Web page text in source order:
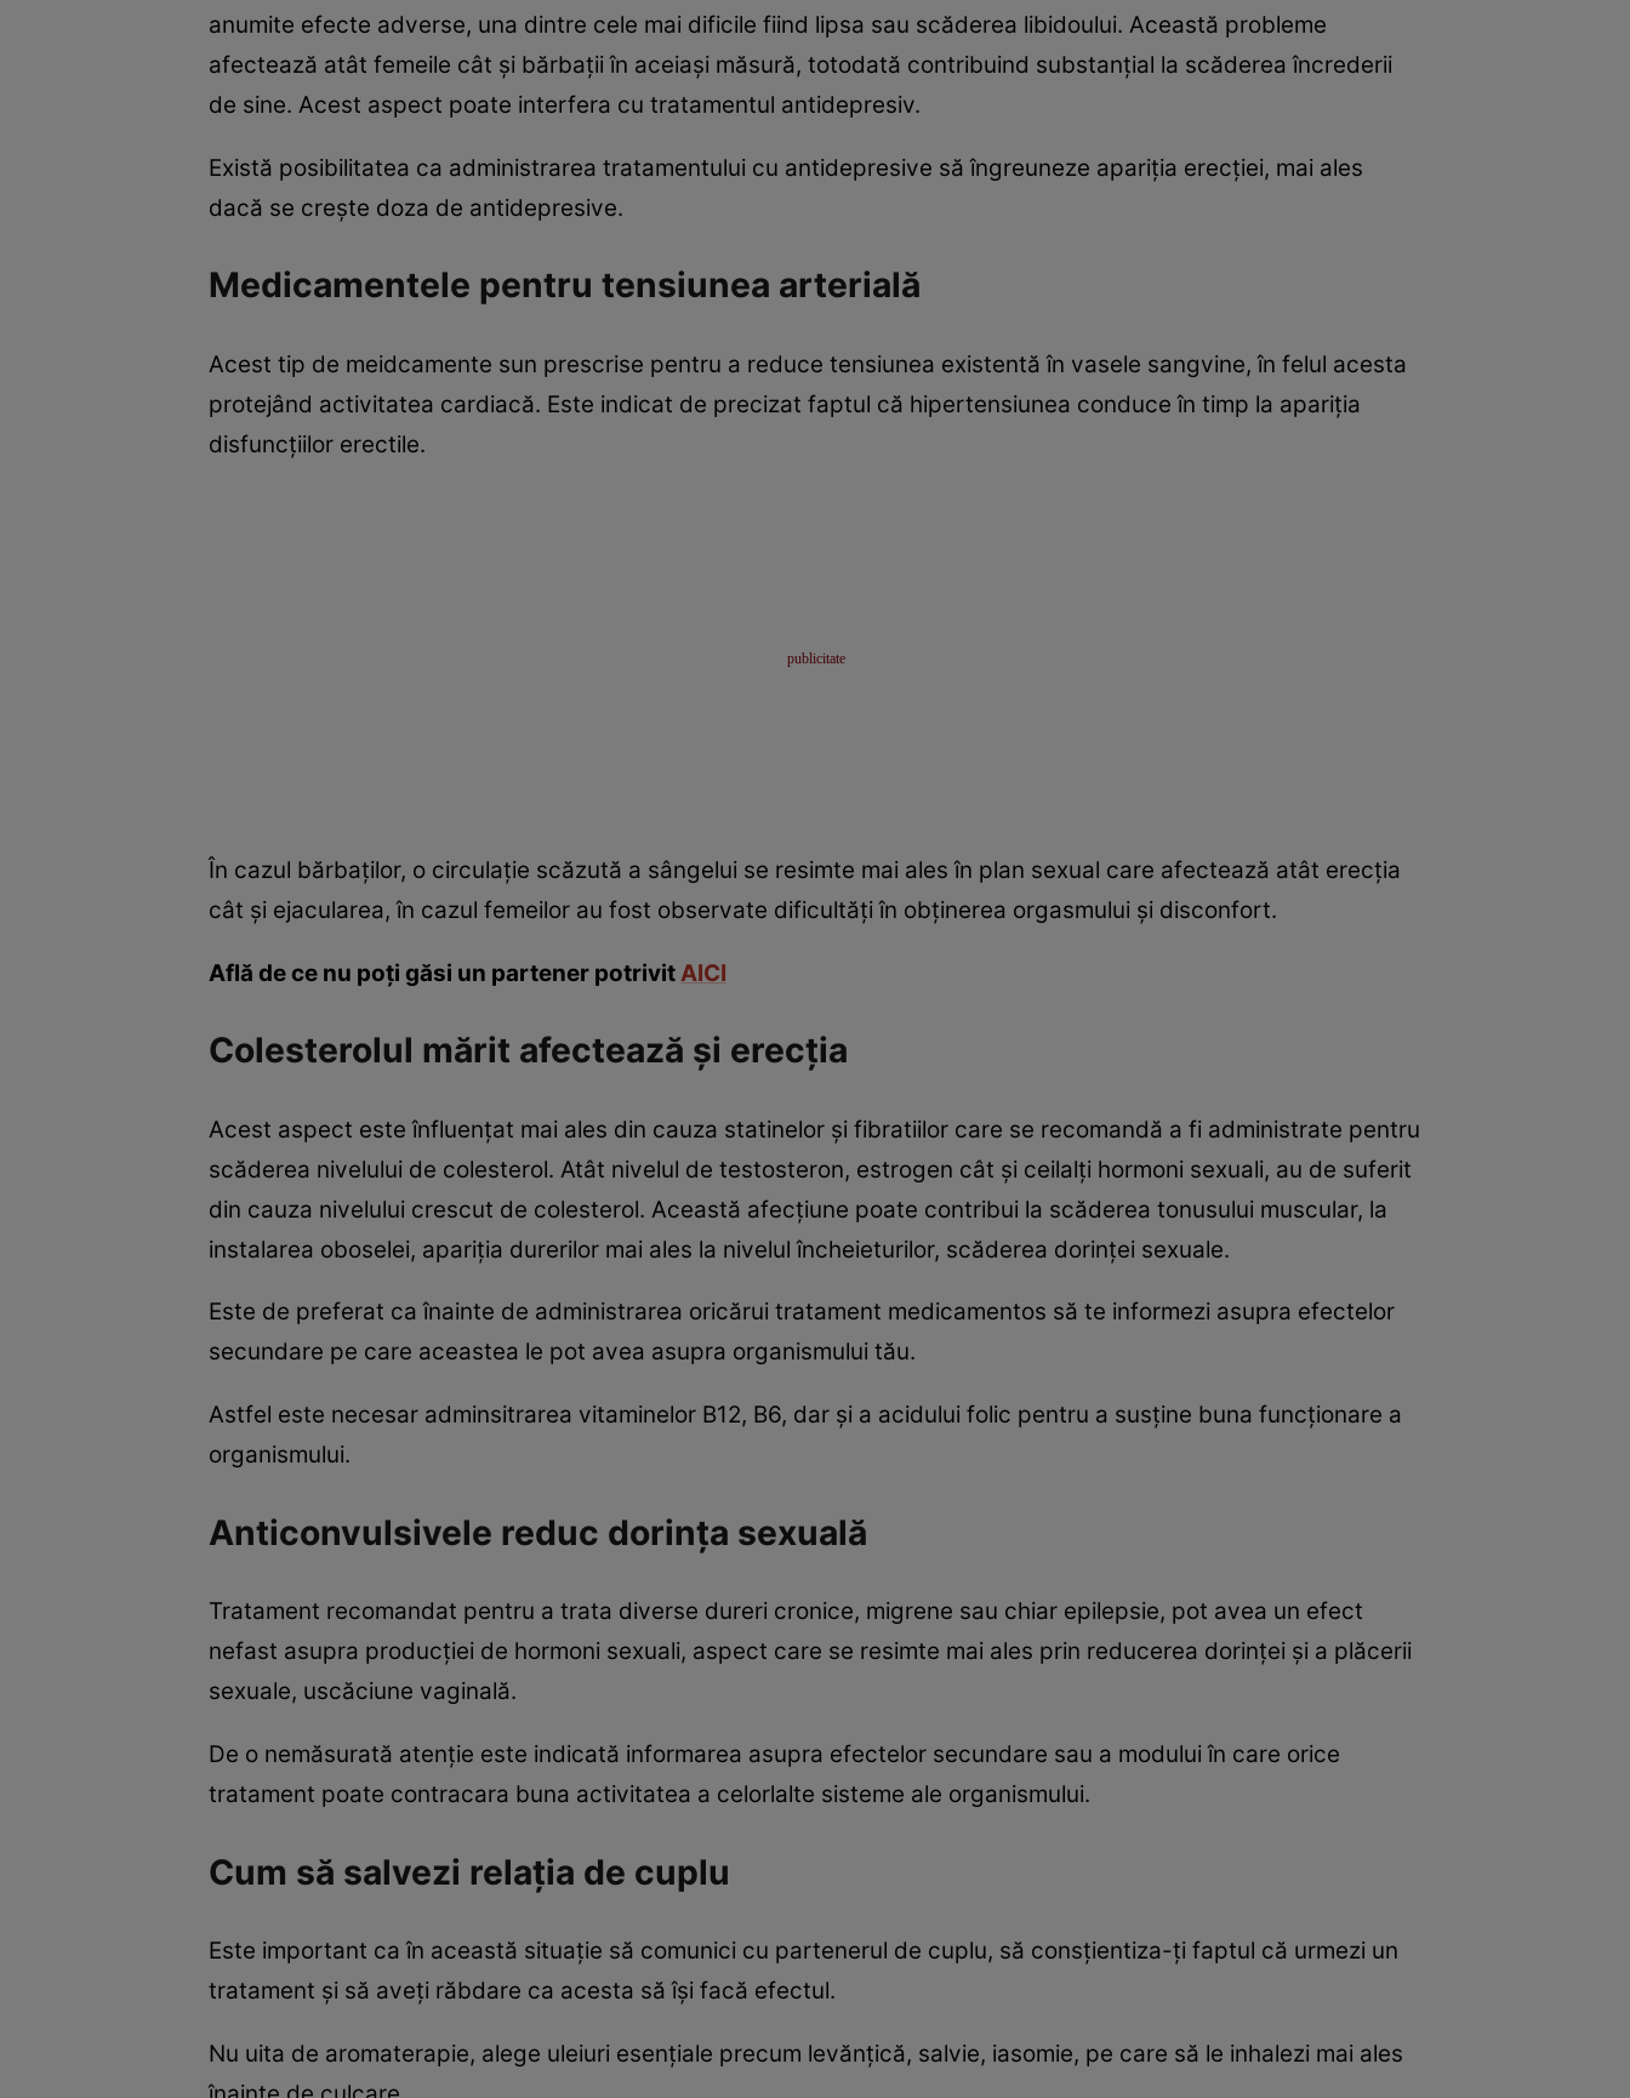
anumite efecte adverse, una dintre cele mai dificile fiind lipsa sau scăderea libidoului. Această probleme
afectează atât femeile cât şi bărbaţii în aceiaşi măsură, totodată contribuind substanţial la scăderea încrederii
de sine. Acest aspect poate interfera cu tratamentul antidepresiv.
Există posibilitatea ca administrarea tratamentului cu antidepresive să îngreuneze apariţia erecţiei, mai ales
dacă se creşte doza de antidepresive.
Medicamentele pentru tensiunea arterială
Acest tip de meidcamente sun prescrise pentru a reduce tensiunea existentă în vasele sangvine, în felul acesta
protejând activitatea cardiacă. Este indicat de precizat faptul că hipertensiunea conduce în timp la apariţia
disfuncţiilor erectile.
În cazul bărbaţilor, o circulaţie scăzută a sângelui se resimte mai ales în plan sexual care afectează atât erecţia
cât şi ejacularea, în cazul femeilor au fost observate dificultăţi în obţinerea orgasmului şi disconfort.
Află de ce nu poţi găsi un partener potrivit AICI
Colesterolul mărit afectează şi erecţia
Acest aspect este înfluenţat mai ales din cauza statinelor şi fibratiilor care se recomandă a fi administrate pentru
scăderea nivelului de colesterol. Atât nivelul de testosteron, estrogen cât şi ceilalţi hormoni sexuali, au de suferit
din cauza nivelului crescut de colesterol. Această afecţiune poate contribui la scăderea tonusului muscular, la
instalarea oboselei, apariţia durerilor mai ales la nivelul încheieturilor, scăderea dorinţei sexuale.
Este de preferat ca înainte de administrarea oricărui tratament medicamentos să te informezi asupra efectelor
secundare pe care aceastea le pot avea asupra organismului tău.
Astfel este necesar adminsitrarea vitaminelor B12, B6, dar şi a acidului folic pentru a susţine buna funcţionare a
organismului.
Anticonvulsivele reduc dorinţa sexuală
Tratament recomandat pentru a trata diverse dureri cronice, migrene sau chiar epilepsie, pot avea un efect
nefast asupra producţiei de hormoni sexuali, aspect care se resimte mai ales prin reducerea dorinţei şi a plăcerii
sexuale, uscăciune vaginală.
De o nemăsurată atenţie este indicată informarea asupra efectelor secundare sau a modului în care orice
tratament poate contracara buna activitatea a celorlalte sisteme ale organismului.
Cum să salvezi relaţia de cuplu
Este important ca în această situaţie să comunici cu partenerul de cuplu, să consţientiza-ţi faptul că urmezi un
tratament şi să aveţi răbdare ca acesta să îşi facă efectul.
Nu uita de aromaterapie, alege uleiuri esenţiale precum levănţică, salvie, iasomie, pe care să le inhalezi mai ales